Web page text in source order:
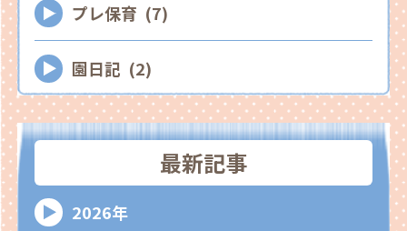
プレ保育 (7)
園日記 (2)
最新記事
2026年